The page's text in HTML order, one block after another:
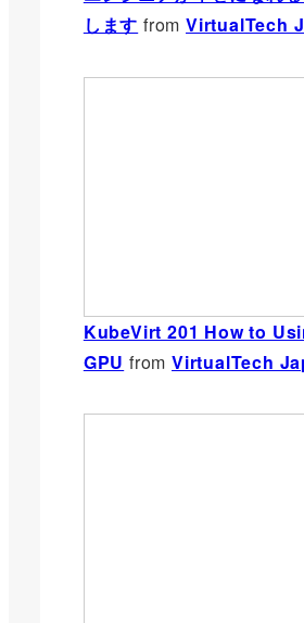
します fromVirtualTech
KubeVirt 201 How to
GPU fromVirtualTech